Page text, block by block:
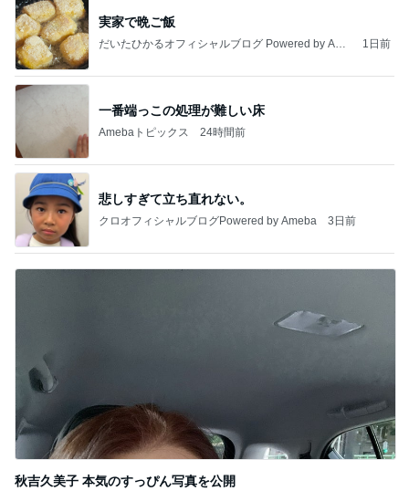
実家で晩ご飯
だいたひかるオフィシャルブログ Powered by Ame
1日前
一番端っこの処理が難しい床
Amebaトピックス 24時間前
悲しすぎて立ち直れない。
クロオフィシャルブログPowered by Ameba 3日前
秋吉久美子 本気のすっぴん写真を公開